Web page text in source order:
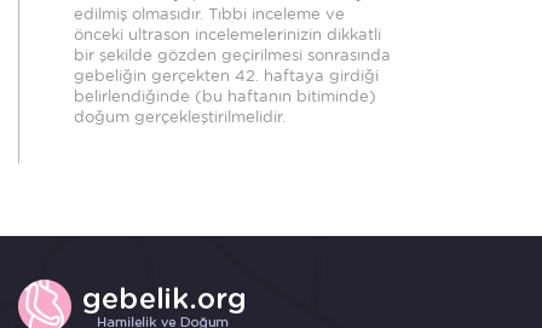
edilmiş olmasıdır. Tıbbi inceleme ve
önceki ultrason incelemelerinizin dikkatli
bir şekilde gözden geçirilmesi sonrasında
gebeliğin gerçekten 42. haftaya girdiği
belirlendiğinde (bu haftanın bitiminde)
doğum gerçekleştirilmelidir.